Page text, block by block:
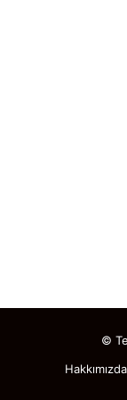
©
Hakkımızda